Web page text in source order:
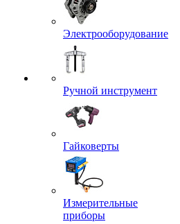
Электрооборудование
Ручной инструмент
Гайковерты
Измерительные
приборы